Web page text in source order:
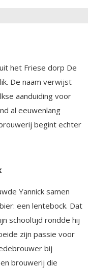
het Friese dorp De
De naam verwijst
aanduiding voor
al eeuwenlang
begint echter
Yannick samen
een lentebock. Dat
schooltijd rondde hij
zijn passie voor
bij
brouwerij die